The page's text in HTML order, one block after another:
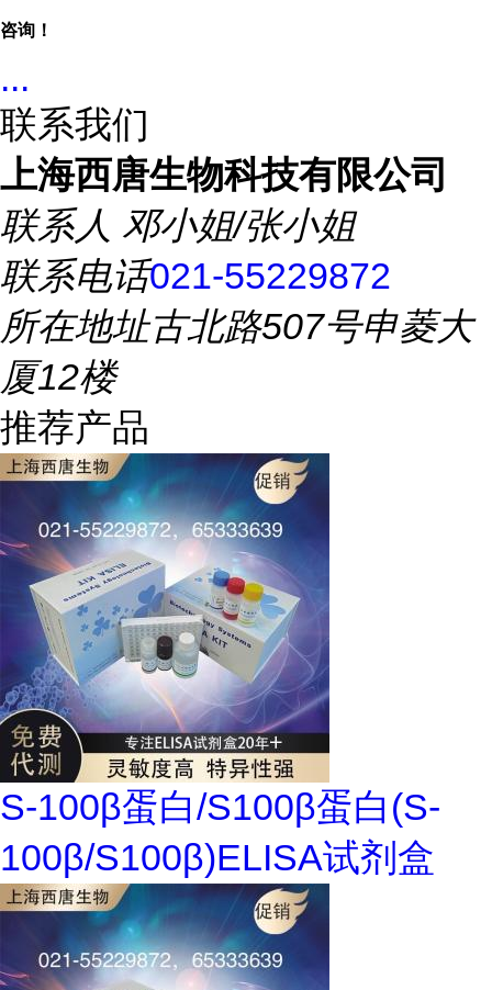
咨询！
...
联系我们
上海西唐生物科技有限公司
联系人 邓小姐/张小姐
联系电话021-55229872
所在地址古北路507号申菱大
厦12楼
推荐产品
S-100β蛋白/S100β蛋白(S-
100β/S100β)ELISA试剂盒